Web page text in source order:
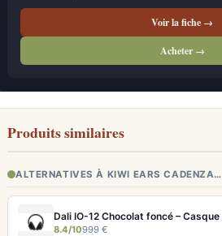
Voir la fiche →
Acheter →
Produits similaires
ALTERNATIVES À KIWI EARS CADENZA…
8.4/10999 €